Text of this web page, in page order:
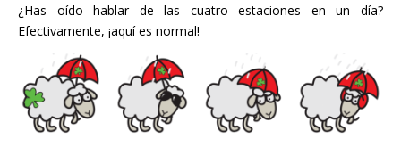
¿Has oído hablar de las cuatro estaciones en un día?
Efectivamente, ¡aquí es normal!